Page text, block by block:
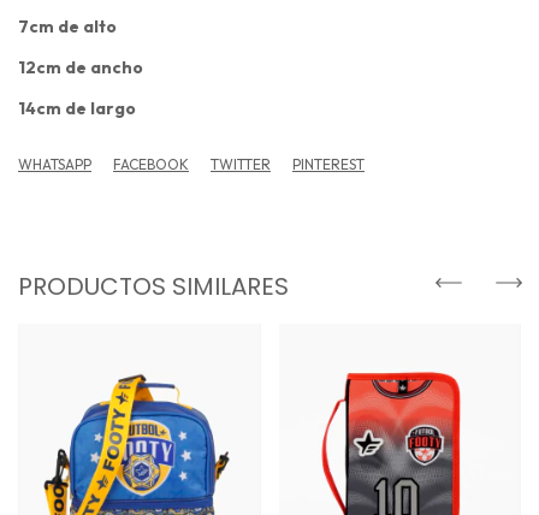
7cm de alto
12cm de ancho
14cm de largo
WHATSAPP FACEBOOK TWITTER PINTEREST
PRODUCTOS SIMILARES